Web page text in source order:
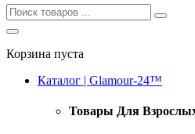
Корзина пуста
Каталог | Glamour-24™
Товары Для